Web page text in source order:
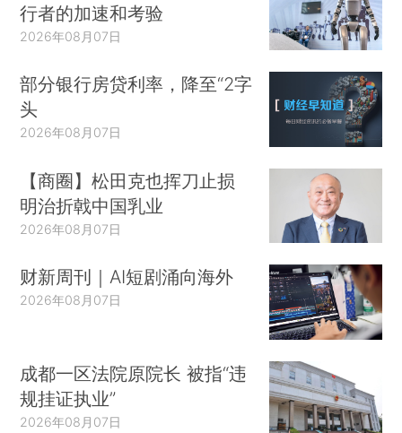
行者的加速和考验
2026年08月07日
部分银行房贷利率，降至“2字
头
2026年08月07日
【商圈】松田克也挥刀止损
明治折戟中国乳业
2026年08月07日
财新周刊｜AI短剧涌向海外
2026年08月07日
成都一区法院原院长 被指“违
规挂证执业”
2026年08月07日